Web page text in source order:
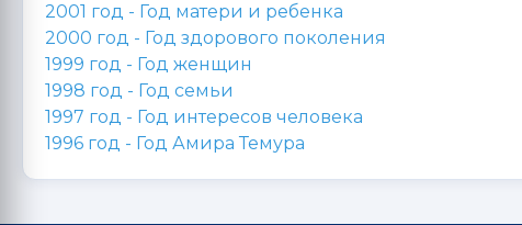
2001 год - Год матери и ребенка
2000 год - Год здорового поколения
1999 год - Год женщин
1998 год - Год семьи
1997 год - Год интересов человека
1996 год - Год Амира Темура